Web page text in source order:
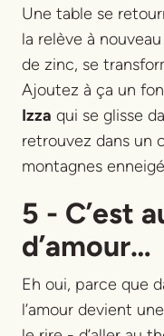
Une table se
la relève à
de zinc, se
Ajoutez à ça un
Izza qui se glisse
retrouvez dans un
montagnes
5 - C’est
d’amour…
Eh oui, parce que
l’amour devient